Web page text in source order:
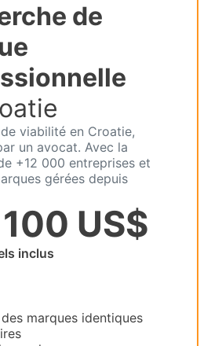
de
viabilité en Croatie,
un avocat. Avec la
+12 000 entreprises et
gérées depuis
100 US$
inclus
marques identiques